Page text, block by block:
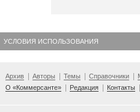
УСЛОВИЯ ИСПОЛЬЗОВАНИЯ
Архив Авторы Темы Справочники
О «Коммерсанте»
Редакция Контакты